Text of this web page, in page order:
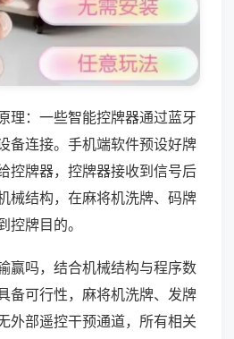
理：一些智能控牌器通过蓝牙
备连接。手机端软件预设好牌
控牌器，控牌器接收到信号后
械结构，在麻将机洗牌、码牌
控牌目的。
赢吗，结合机械结构与程序数
备可行性，麻将机洗牌、发牌
外部遥控干预通道，所有相关